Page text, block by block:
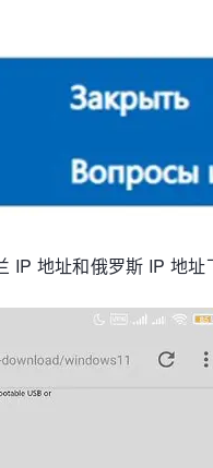
IP 地址和俄罗斯 IP 地